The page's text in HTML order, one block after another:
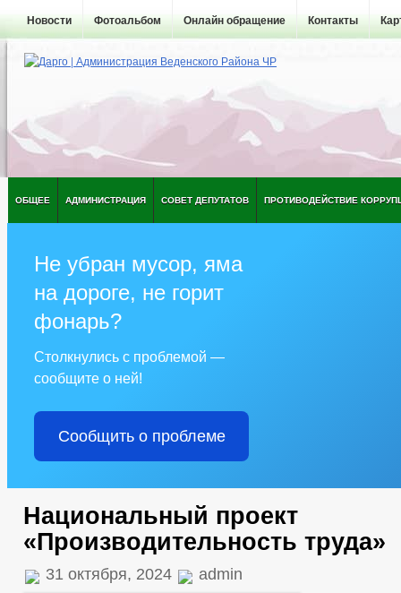
Новости Фотоальбом Онлайн обращение Контакты
ОБЩЕЕ АДМИНИСТРАЦИЯ СОВЕТ ДЕПУТАТОВ ПРОТИВОДЕЙСТВИЕ
Не убран мусор, яма
на дороге, не горит
фонарь?
Столкнулись с проблемой —
сообщите о ней!
Сообщить о проблеме
Национальный проект
«Производительность труда»
31 октября, 2024 admin